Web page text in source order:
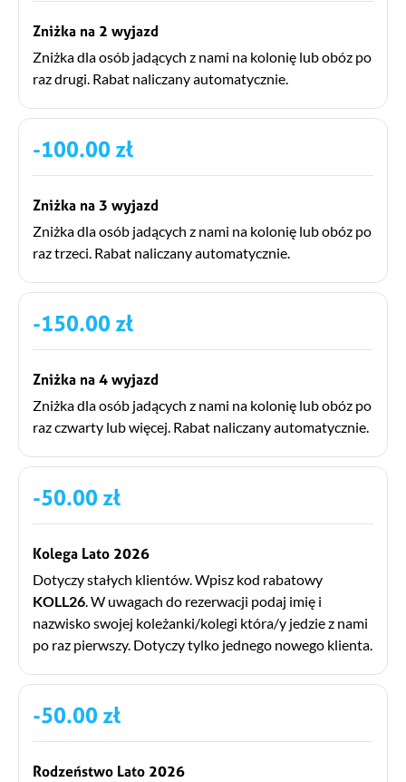
Zniżka na 2 wyjazd
Zniżka dla osób jadących z nami na kolonię lub obóz po
raz drugi. Rabat naliczany automatycznie.
-100.00 zł
Zniżka na 3 wyjazd
Zniżka dla osób jadących z nami na kolonię lub obóz po
raz trzeci. Rabat naliczany automatycznie.
-150.00 zł
Zniżka na 4 wyjazd
Zniżka dla osób jadących z nami na kolonię lub obóz po
raz czwarty lub więcej. Rabat naliczany automatycznie.
-50.00 zł
Kolega Lato 2026
Dotyczy stałych klientów. Wpisz kod rabatowy
KOLL26 . W uwagach do rezerwacji podaj imię i
nazwisko swojej koleżanki/kolegi która/y jedzie z nami
po raz pierwszy. Dotyczy tylko jednego nowego klienta.
-50.00 zł
Rodzeństwo Lato 2026